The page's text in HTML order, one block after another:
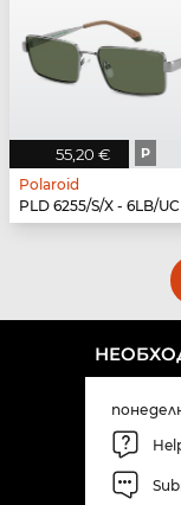
55,20 € P
Polaroid
PLD 6255/S/X - 6LB/UC